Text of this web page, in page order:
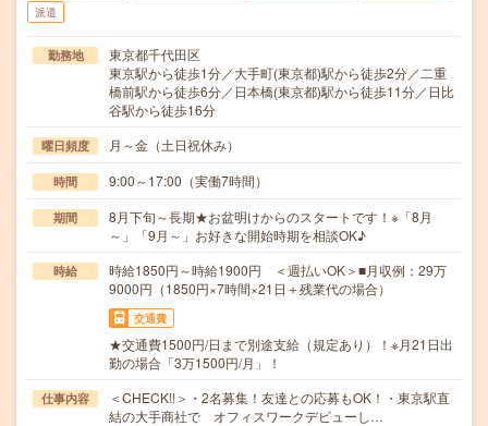
派遣
勤務地
東京都千代田区
東京駅から徒歩1分／大手町(東京都)駅から徒歩2分／二重
橋前駅から徒歩6分／日本橋(東京都)駅から徒歩11分／日比
谷駅から徒歩16分
曜日頻度 月～金（土日祝休み）
時間 9:00～17:00（実働7時間）
期間
8月下旬～長期★お盆明けからのスタートです！※「8月
～」「9月～」お好きな開始時期を相談OK♪
時給
時給1850円～時給1900円 ＜週払いOK＞■月収例：29万
9000円（1850円×7時間×21日＋残業代の場合）
交通費
★交通費1500円/日まで別途支給（規定あり）！※月21日出
勤の場合「3万1500円/月」！
仕事内容
＜CHECK!!＞・2名募集！友達との応募もOK！・東京駅直
結の大手商社で オフィスワークデビューし…